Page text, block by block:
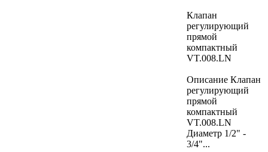
Клапан
регулирующий
прямой
компактный
VT.008.LN
Описание Клапан
регулирующий
прямой
компактный
VT.008.LN
Диаметр 1/2" -
3/4"...